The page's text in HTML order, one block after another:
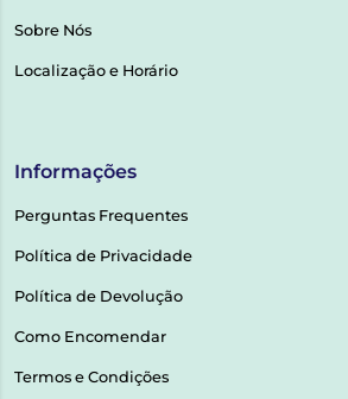
Sobre Nós
Localização e Horário
Informações
Perguntas Frequentes
Política de Privacidade
Política de Devolução
Como Encomendar
Termos e Condições